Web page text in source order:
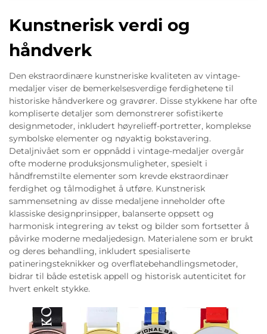
Kunstnerisk verdi og
håndverk
Den ekstraordinære kunstneriske kvaliteten av vintage-
medaljer viser de bemerkelsesverdige ferdighetene til
historiske håndverkere og gravører. Disse stykkene har ofte
kompliserte detaljer som demonstrerer sofistikerte
designmetoder, inkludert høyrelieff-portretter, komplekse
symbolske elementer og nøyaktig bokstavering.
Detaljnivået som er oppnådd i vintage-medaljer overgår
ofte moderne produksjonsmuligheter, spesielt i
håndfremstilte elementer som krevde ekstraordinær
ferdighet og tålmodighet å utføre. Kunstnerisk
sammensetning av disse medaljene inneholder ofte
klassiske designprinsipper, balanserte oppsett og
harmonisk integrering av tekst og bilder som fortsetter å
påvirke moderne medaljedesign. Materialene som er brukt
og deres behandling, inkludert spesialiserte
patineringsteknikker og overflatebehandlingsmetoder,
bidrar til både estetisk appell og historisk autenticitet for
hvert enkelt stykke.